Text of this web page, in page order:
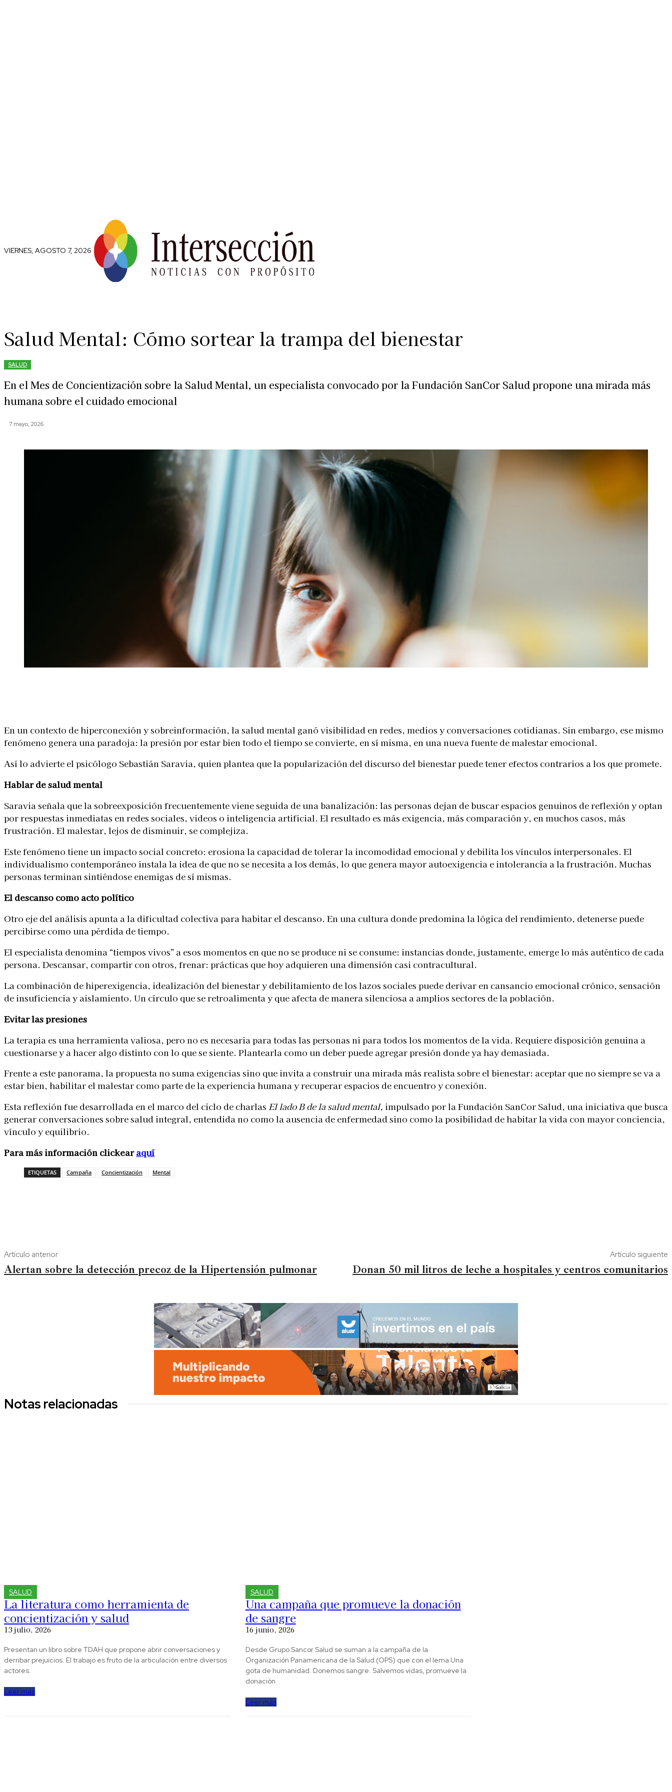
VIERNES, AGOSTO 7, 2026
Salud Mental: Cómo sortear la trampa del bienestar
SALUD
En el Mes de Concientización sobre la Salud Mental, un especialista convocado por la Fundación SanCor Salud propone una mirada más
humana sobre el cuidado emocional
7 mayo, 2026
Portrait of a beautiful woman looking into a broken mirror.
En un contexto de hiperconexión y sobreinformación, la salud mental ganó visibilidad en redes, medios y conversaciones cotidianas. Sin embargo, ese mismo
fenómeno genera una paradoja: la presión por estar bien todo el tiempo se convierte, en sí misma, en una nueva fuente de malestar emocional.
Así lo advierte el psicólogo Sebastián Saravia, quien plantea que la popularización del discurso del bienestar puede tener efectos contrarios a los que promete.
Hablar de salud mental
Saravia señala que la sobreexposición frecuentemente viene seguida de una banalización: las personas dejan de buscar espacios genuinos de reflexión y optan
por respuestas inmediatas en redes sociales, videos o inteligencia artificial. El resultado es más exigencia, más comparación y, en muchos casos, más
frustración. El malestar, lejos de disminuir, se complejiza.
Este fenómeno tiene un impacto social concreto: erosiona la capacidad de tolerar la incomodidad emocional y debilita los vínculos interpersonales. El
individualismo contemporáneo instala la idea de que no se necesita a los demás, lo que genera mayor autoexigencia e intolerancia a la frustración. Muchas
personas terminan sintiéndose enemigas de sí mismas.
El descanso como acto político
Otro eje del análisis apunta a la dificultad colectiva para habitar el descanso. En una cultura donde predomina la lógica del rendimiento, detenerse puede
percibirse como una pérdida de tiempo.
El especialista denomina “tiempos vivos” a esos momentos en que no se produce ni se consume: instancias donde, justamente, emerge lo más auténtico de cada
persona. Descansar, compartir con otros, frenar: prácticas que hoy adquieren una dimensión casi contracultural.
La combinación de hiperexigencia, idealización del bienestar y debilitamiento de los lazos sociales puede derivar en cansancio emocional crónico, sensación
de insuficiencia y aislamiento. Un círculo que se retroalimenta y que afecta de manera silenciosa a amplios sectores de la población.
Evitar las presiones
La terapia es una herramienta valiosa, pero no es necesaria para todas las personas ni para todos los momentos de la vida. Requiere disposición genuina a
cuestionarse y a hacer algo distinto con lo que se siente. Plantearla como un deber puede agregar presión donde ya hay demasiada.
Frente a este panorama, la propuesta no suma exigencias sino que invita a construir una mirada más realista sobre el bienestar: aceptar que no siempre se va a
estar bien, habilitar el malestar como parte de la experiencia humana y recuperar espacios de encuentro y conexión.
Esta reflexión fue desarrollada en el marco del ciclo de charlas El lado B de la salud mental, impulsado por la Fundación SanCor Salud, una iniciativa que busca
generar conversaciones sobre salud integral, entendida no como la ausencia de enfermedad sino como la posibilidad de habitar la vida con mayor conciencia,
vínculo y equilibrio.
Para más información clickearaquí
ETIQUETAS Campaña Concientización Mental
Artículo anterior
Alertan sobre la detección precoz de la Hipertensión pulmonar
Artículo siguiente
Donan 50 mil litros de leche a hospitales y centros comunitarios
Notas relacionadas
SALUD
La literatura como herramienta de
concientización y salud
13 julio, 2026
Presentan un libro sobre TDAH que propone abrir conversaciones y
derribar prejuicios. El trabajo es fruto de la articulación entre diversos
actores.
Leer más
SALUD
Una campaña que promueve la donación
de sangre
16 junio, 2026
Desde Grupo Sancor Salud se suman a la campaña de la
Organización Panamericana de la Salud (OPS) que con el lema Una
gota de humanidad. Donemos sangre. Salvemos vidas, promueve la
donación
Leer más